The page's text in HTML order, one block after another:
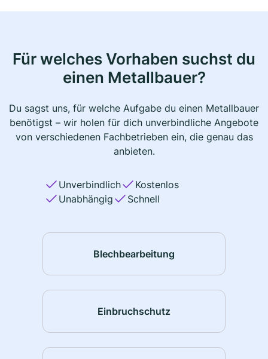
Für welches Vorhaben suchst du
einen Metallbauer?
Du sagst uns, für welche Aufgabe du einen Metallbauer
benötigst – wir holen für dich unverbindliche Angebote
von verschiedenen Fachbetrieben ein, die genau das
anbieten.
Unverbindlich
Kostenlos
Unabhängig
Schnell
Blechbearbeitung
Einbruchschutz